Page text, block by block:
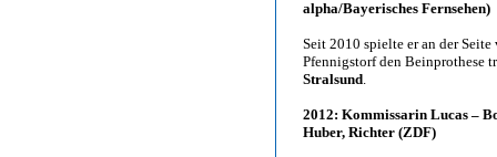
alpha/Bayerisches Fernsehen)
Seit 2010 spielte er an der
Pfennigstorf den Beinprothese
Stralsund.
2012: Kommissarin Lucas –
Huber, Richter (ZDF)